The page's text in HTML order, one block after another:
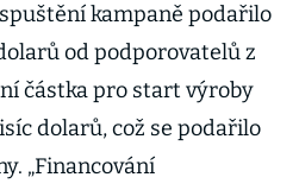
kampaně podařilo
od podporovatelů z
částka pro start výroby
dolarů, což se podařilo
„Financování